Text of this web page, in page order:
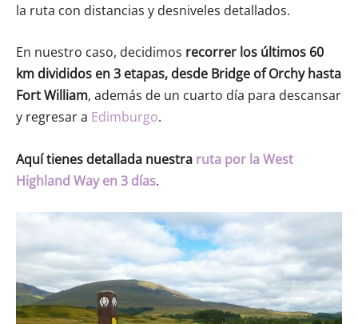
la ruta con distancias y desniveles detallados.
En nuestro caso, decidimos recorrer los últimos 60
km divididos en3 etapas, desde Bridge of Orchy hasta
Fort William, además de un cuarto día para descansar
y regresar a Edimburgo.
Aquí tienes detallada nuestra ruta por la West
Highland Way en 3 días.